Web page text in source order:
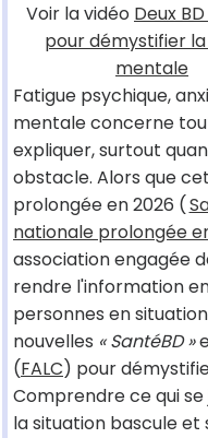
Voir la vidéo Deux
pour démystifier
mentale
Fatigue psychique,
mentale concerne
expliquer, surtout
obstacle. Alors que
prolongée en 2026 (
nationale prolongée
association engagée
rendre l'information
personnes en
nouvelles « SantéBD »
(FALC) pour
Comprendre ce qui
la situation bascule et